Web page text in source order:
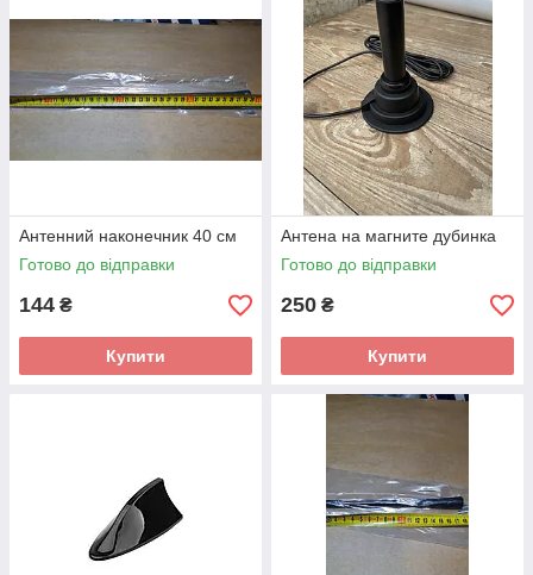
Антенний наконечник 40 см
Готово до відправки
144 ₴
Купити
Антена на магните дубинка
Готово до відправки
250 ₴
Купити